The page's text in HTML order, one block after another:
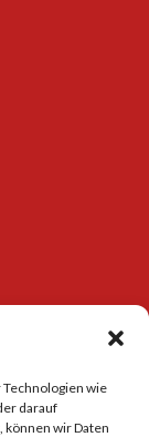
wie
darauf
wir Daten